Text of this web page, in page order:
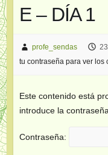
E – DÍA 1
profe_sendas
tu contraseña para ver los
Este contenido está
introduce la contraseña.
Contraseña: